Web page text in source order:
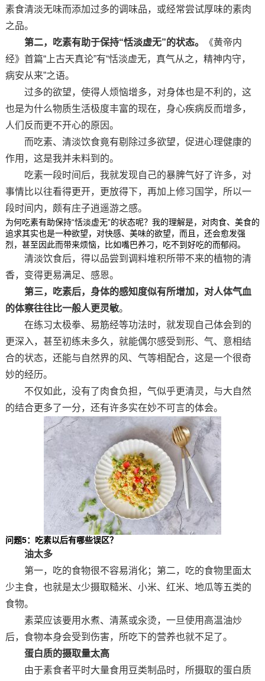
素食清淡无味而添加过多的调味品，或经常尝试厚味的素肉
之品。
第二，吃素有助于保持“恬淡虚无”的状态。
《黄帝内
经》首篇“上古天真论”有“恬淡虚无，真气从之，精神内守，
病安从来”之语。
过多的欲望，使得人烦恼增多，对身体也是不利的，这
也是为什么物质生活极度丰富的现在，身心疾病反而增多，
人们反而更不开心的原因。
而吃素、清淡饮食竟有剔除过多欲望，促进心理健康的
作用，这是我并未料到的。
吃素一段时间后，我就发现自己的暴脾气好了许多，对
事情比以往看得更开，更放得下，再加上修习国学，所以一
段时间内，颇有庄子逍遥游之感。
为何吃素有助保持“恬淡虚无”的状态呢？我的理解是，对肉食、美食的
追求其实也是一种欲望，对快感、美味的欲望，而且，还会愈发强
烈，甚至因此而带来烦恼，比如嘴巴养刁，吃不到好吃的而郁闷。
清淡饮食后，得以品尝到调料堆积所带不来的植物的清
香，变得更易满足、感恩。
第三，吃素后，身体的感知度似有所增加，对人体气血
的体察往往比一般人更灵敏。
在练习太极拳、易筋经等功法时，就发现自己体会到的
更深入，甚至初练未多久，就能偶尔感受到形、气、意相结
合的状态，还能与自然界的风、气等相配合，这是一个很奇
妙的经历。
不仅如此，没有了肉食负担，气似乎更清灵，与大自然
的结合更多了一分，还有许多实在妙不可言的体会。
问题5：吃素以后有哪些误区？
油太多
第一，吃的食物很不容易消化；第二，吃的食物里面太
少主食，也就是太少摄取糙米、小米、红米、地瓜等五类的
食物。
素菜应该要用水煮、清蒸或汆烫，一旦使用高温油炒
后，食物本身会受到伤害，所吃下的营养也就不足了。
蛋白质的摄取量太高
由于素食者平时大量食用豆类制品时，所摄取的蛋白质